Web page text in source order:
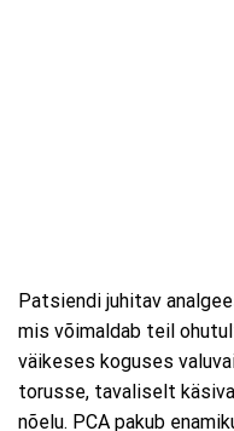
Patsiendi juhitav
mis võimaldab teil
väikeses koguses
torusse, tavaliselt
nõelu. PCA pakub